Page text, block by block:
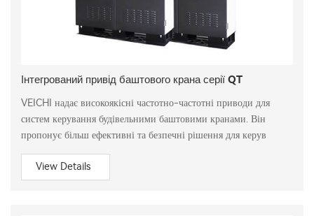
Інтегрований привід баштового крана серії QT
VEICHI надає високоякісні частотно-частотні приводи для
систем керування будівельними баштовими кранами. Він
пропонує більш ефективні та безпечні рішення для керув
View Details